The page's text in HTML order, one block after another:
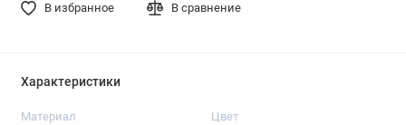
В избранное В сравнение
Характеристики
Материал Цвет